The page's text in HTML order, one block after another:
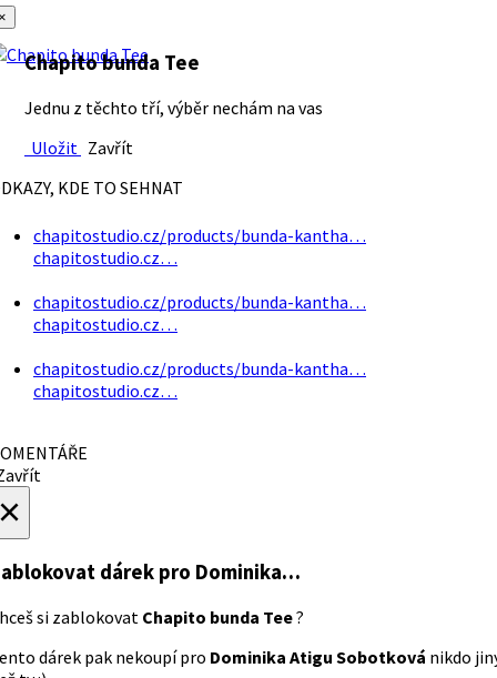
Chapito bunda Tee
Jednu z těchto tří, výběr nechám na vas
Uložit Zavřít
KDE TO SEHNAT
chapitostudio.cz/products/bunda-kantha…
chapitostudio.cz…
chapitostudio.cz/products/bunda-kantha…
chapitostudio.cz…
chapitostudio.cz/products/bunda-kantha…
chapitostudio.cz…
dárek pro Dominika…
si zablokovat Chapito bunda Tee?
dárek pak nekoupí pro Dominika Atigu Sobotková nikdo